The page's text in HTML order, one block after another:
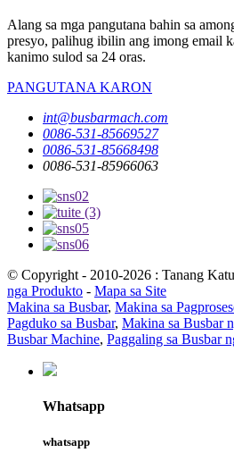
Alang sa mga pangutana bahin sa
presyo, palihug ibilin ang imong email
kanimo sulod sa 24 oras.
PANGUTANA KARON
int@busbarmach.com
0086-531-85669527
0086-531-85668498
0086-531-85966063
© Copyright - 2010-2026 : Tanang
nga Produkto - Mapa sa Site
Makina sa Busbar, Makina sa
Pagduko sa Busbar, Makina sa Busbar
Busbar Machine, Paggaling sa Busbar
Whatsapp
whatsapp